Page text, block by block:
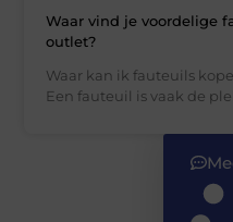
Waar vind je voordelige
outlet?
Waar kan ik fauteuils
Een fauteuil is vaak de